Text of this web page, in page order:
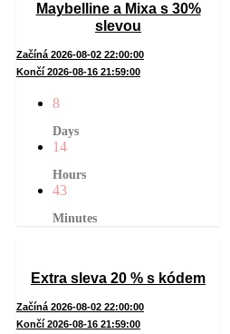
Maybelline a Mixa s 30%
slevou
Začíná 2026-08-02 22:00:00
Končí 2026-08-16 21:59:00
8
Days
14
Hours
43
Minutes
Extra sleva 20 % s kódem
Začíná 2026-08-02 22:00:00
Končí 2026-08-16 21:59:00